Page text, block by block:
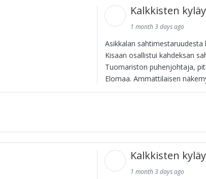
Kalkkisten
1 month 3 days ago
Asikkalan sahtimestaruudesta
Kisaan osallistui kahdeksan
Tuomariston puhenjohtaja,
Elomaa. Ammattilaisen
Kalkkisten
1 month 3 days ago